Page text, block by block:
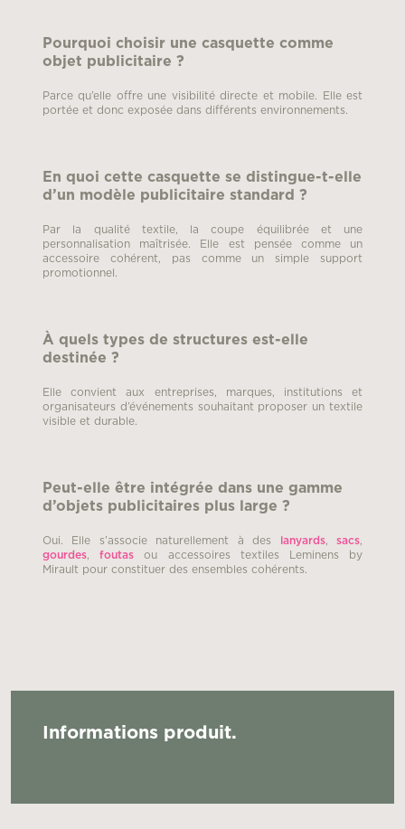
Pourquoi choisir une casquette comme
objet publicitaire ?
Parce qu’elle offre une visibilité directe et mobile. Elle est
portée et donc exposée dans différents environnements.
En quoi cette casquette se distingue-t-elle
d’un modèle publicitaire standard ?
Par la qualité textile, la coupe équilibrée et une
personnalisation maîtrisée. Elle est pensée comme un
accessoire cohérent, pas comme un simple support
promotionnel.
À quels types de structures est-elle
destinée ?
Elle convient aux entreprises, marques, institutions et
organisateurs d’événements souhaitant proposer un textile
visible et durable.
Peut-elle être intégrée dans une gamme
d’objets publicitaires plus large ?
Oui. Elle s’associe naturellement à des lanyards,sacs,
gourdes,foutas ou accessoires textiles Leminens by
Mirault pour constituer des ensembles cohérents.
Informations produit.